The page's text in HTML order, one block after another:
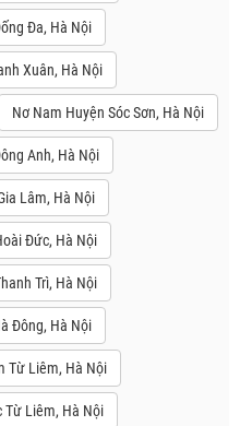
Đa, Hà Nội
Xuân, Hà Nội
Nơ Nam Huyện Sóc Sơn, Hà Nội
Anh, Hà Nội
Lâm, Hà Nội
Đức, Hà Nội
Trì, Hà Nội
Đông, Hà Nội
Từ Liêm, Hà Nội
Từ Liêm, Hà Nội